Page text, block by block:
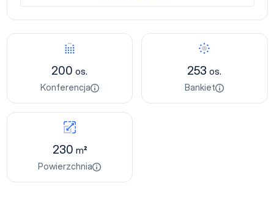
200os.
Konferencja
253os.
Bankiet
230 m²
Powierzchnia